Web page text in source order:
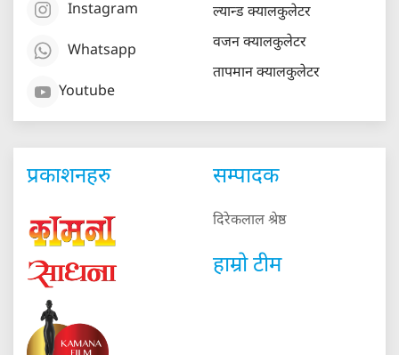
Instagram
Whatsapp
Youtube
ल्यान्ड क्यालकुलेटर
वजन क्यालकुलेटर
तापमान क्यालकुलेटर
प्रकाशनहरु सम्पादक
दिरेकलाल श्रेष्ठ
हाम्रो टीम